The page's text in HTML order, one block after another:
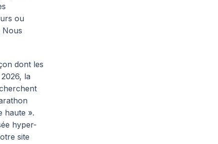
ou
Nous
dont les
la
haute ».
hyper-
site